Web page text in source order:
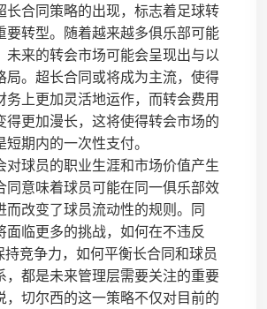
长合同策略的出现，标志着足球转
要转型。随着越来越多俱乐部可能
未来的转会市场可能会呈现出与以
局。超长合同或将成为主流，使得
务上更加灵活地运作，而转会费用
得更加漫长，这将使得转会市场的
期内的一次性支付。
对球员的职业生涯和市场价值产生
同意味着球员可能在同一俱乐部效
而改变了球员流动性的规则。同
面临更多的挑战，如何在不违反
持竞争力，如何平衡长合同和球员
，都是未来管理层需要关注的重要
，切尔西的这一策略不仅对目前的